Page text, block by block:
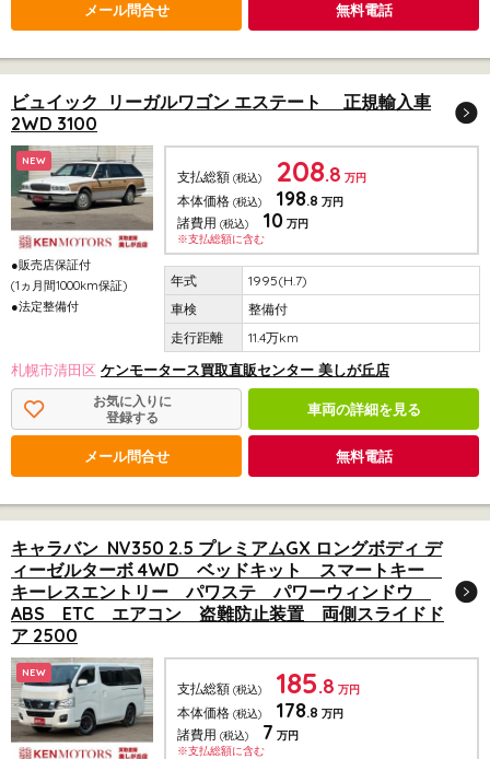
メール問合せ 無料電話
ビュイック リーガルワゴン エステート 正規輸入車
2WD 3100
NEW
●販売店保証付
(1ヵ月間1000km保証)
●法定整備付
支払総額 (税込) 208.8 万円
本体価格 (税込) 198.8 万円
諸費用 (税込) 10 万円
※支払総額に含む
1995(H.7)
整備付
11.4万km
札幌市清田区 ケンモータース買取直販センター 美しが丘店
お気に入りに
登録する
車両の詳細を見る
メール問合せ 無料電話
キャラバン NV350 2.5 プレミアムGX ロングボディ デ
ィーゼルターボ 4WD ベッドキット スマートキー
キーレスエントリー パワステ パワーウィンドウ
ABS ETC エアコン 盗難防止装置 両側スライドド
ア 2500
NEW
支払総額 (税込) 185.8 万円
本体価格 (税込) 178.8 万円
諸費用 (税込) 7 万円
※支払総額に含む